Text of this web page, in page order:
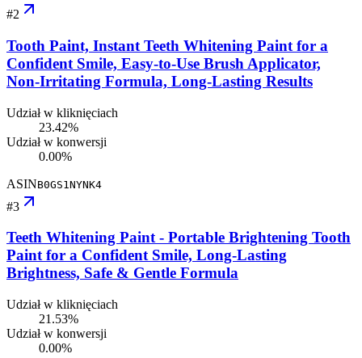
#2
Tooth Paint, Instant Teeth Whitening Paint for a
Confident Smile, Easy-to-Use Brush Applicator,
Non-Irritating Formula, Long-Lasting Results
Udział w kliknięciach
23.42%
Udział w konwersji
0.00%
ASINB0GS1NYNK4
#3
Teeth Whitening Paint - Portable Brightening Tooth
Paint for a Confident Smile, Long-Lasting
Brightness, Safe & Gentle Formula
Udział w kliknięciach
21.53%
Udział w konwersji
0.00%